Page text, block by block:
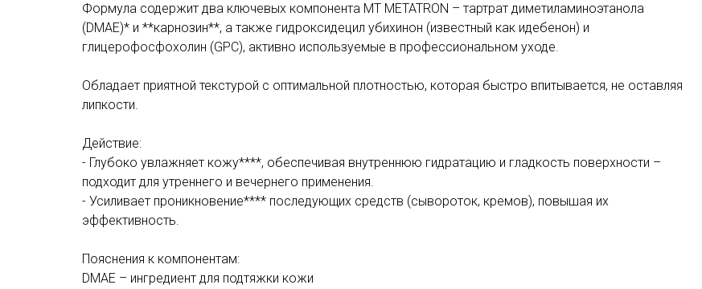
Формула содержит два ключевых компонента MT METATRON – тартрат диметиламиноэтанола
(DMAE)* и **карнозин**, а также гидроксидецил убихинон (известный как идебенон) и
глицерофосфохолин (GPC), активно используемые в профессиональном уходе.
Обладает приятной текстурой с оптимальной плотностью, которая быстро впитывается, не оставляя
липкости.
Действие:
- Глубоко увлажняет кожу****, обеспечивая внутреннюю гидратацию и гладкость поверхности –
подходит для утреннего и вечернего применения.
- Усиливает проникновение**** последующих средств (сывороток, кремов), повышая их
эффективность.
Пояснения к компонентам:
DMAE – ингредиент для подтяжки кожи